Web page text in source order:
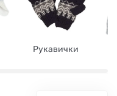
Рукавички